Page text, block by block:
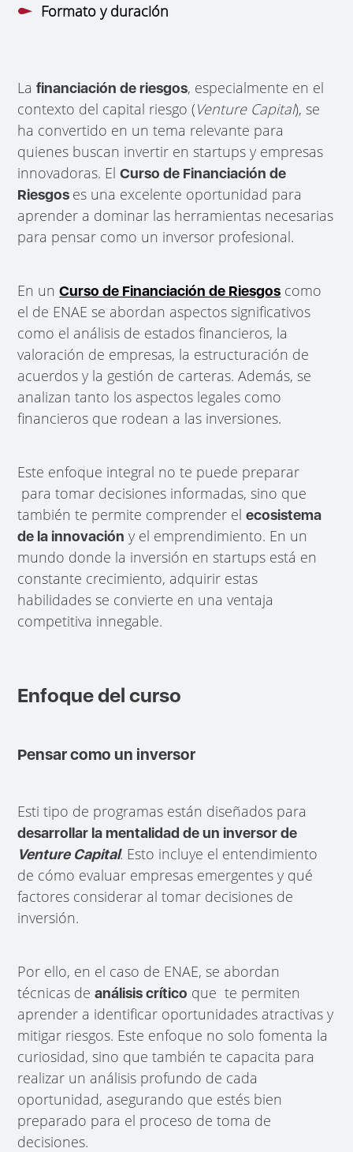
Formato y duración
Lafinanciación de riesgos, especialmente en el
contexto del capital riesgo (Venture Capital), se
ha convertido en un tema relevante para
quienes buscan invertir en startups y empresas
innovadoras. ElCurso de Financiación de
Riesgos es una excelente oportunidad para
aprender a dominar las herramientas necesarias
para pensar como un inversor profesional.
En unCurso de Financiación de Riesgos como
el de ENAE se abordan aspectos significativos
como el análisis de estados financieros, la
valoración de empresas, la estructuración de
acuerdos y la gestión de carteras. Además, se
analizan tanto los aspectos legales como
financieros que rodean a las inversiones.
Este enfoque integral no te puede preparar
para tomar decisiones informadas, sino que
también te permite comprender elecosistema
de la innovación y el emprendimiento. En un
mundo donde la inversión en startups está en
constante crecimiento, adquirir estas
habilidades se convierte en una ventaja
competitiva innegable.
Enfoque del curso
Pensar como un inversor
Esti tipo de programas están diseñados para
desarrollar la mentalidad de un inversor de
Venture Capital. Esto incluye el entendimiento
de cómo evaluar empresas emergentes y qué
factores considerar al tomar decisiones de
inversión.
Por ello, en el caso de ENAE, se abordan
técnicas deanálisis crítico que te permiten
aprender a identificar oportunidades atractivas y
mitigar riesgos. Este enfoque no solo fomenta la
curiosidad, sino que también te capacita para
realizar un análisis profundo de cada
oportunidad, asegurando que estés bien
preparado para el proceso de toma de
decisiones.